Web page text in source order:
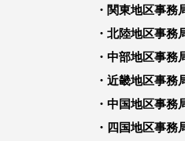
関東地区事務
北陸地区事務
中部地区事務
近畿地区事務
中国地区事務
四国地区事務